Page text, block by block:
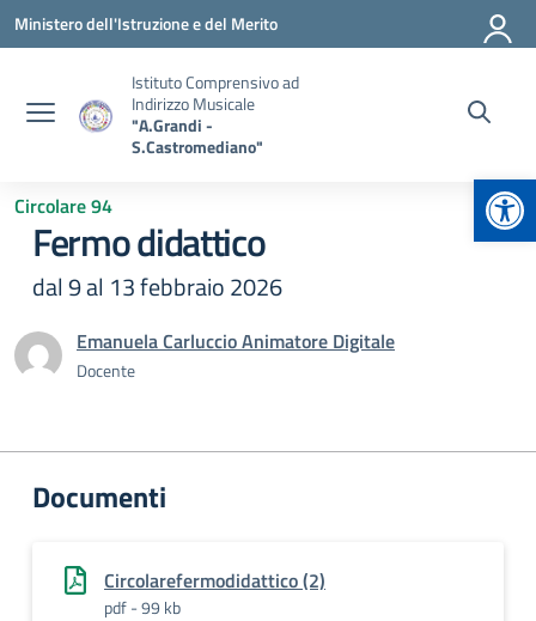
Vai ai contenuti
Vai al menu di navigazione
Vai al footer
Ministero dell'Istruzione e del Merito
Istituto Comprensivo ad
Indirizzo Musicale
"A.Grandi -
S.Castromediano"
Circolare 94
Fermo didattico
dal 9 al 13 febbraio 2026
Emanuela Carluccio Animatore Digitale
Docente
Documenti
Circolarefermodidattico (2)
pdf - 99 kb